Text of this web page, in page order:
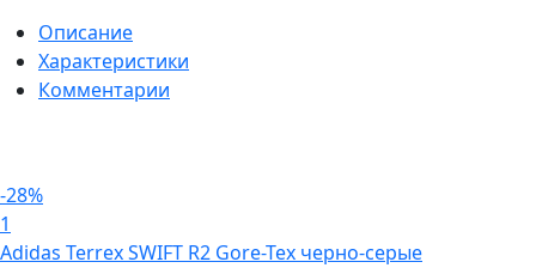
Описание
Характеристики
Комментарии
-28%
1
Adidas Terrex SWIFT R2 Gore-Tex черно-серые